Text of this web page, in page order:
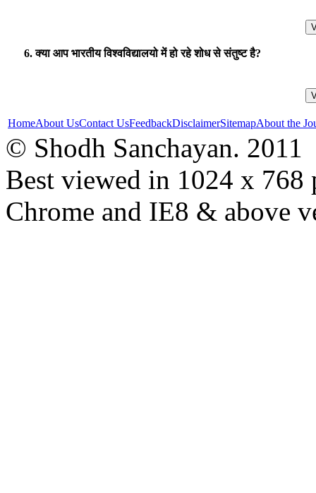
6. क्या आप भारतीय विश्वविद्यालयो में हो रहे शोध से संतुष्ट है?
HomeAbout UsContact UsFeedbackDisclaimerSitemapAbout the
© Shodh Sanchayan. 2011
Best viewed in 1024 x
Chrome and IE8 & above